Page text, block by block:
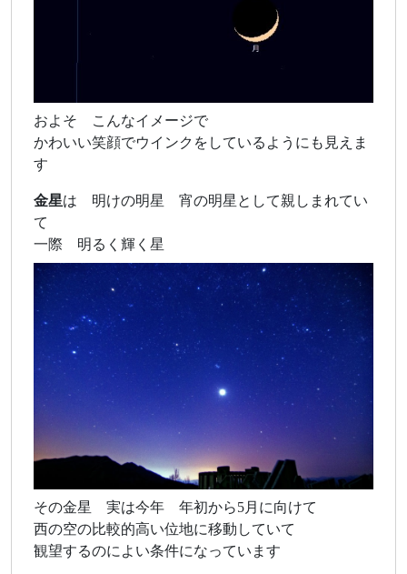
およそ こんなイメージで
かわいい笑顔でウインクをしているようにも見えま
す
金星は 明けの明星 宵の明星として親しまれてい
て
一際 明るく輝く星
その金星 実は今年 年初から5月に向けて
西の空の比較的高い位地に移動していて
観望するのによい条件になっています